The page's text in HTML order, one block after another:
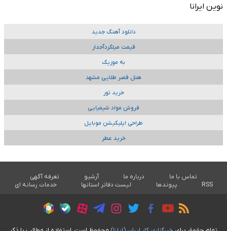
نوین ایرانا
دانلود آهنگ جدید
قیمت میلگردآجدار
به موزیک
هتل قصر طلایی مشهد
خرید تور
فروش مواد شیمیایی
طراحی اپلیکیشن موبایل
خرید عطر
تماس با ما درباره ما آرشیو
تعرفه آگهی
RSS
پیوندها لیست دفاتر استانها خدمات رسانه ای